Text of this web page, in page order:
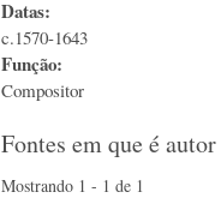
Datas:
c.1570-1643
Função:
Compositor
Fontes em que é
Mostrando 1 - 1 de 1